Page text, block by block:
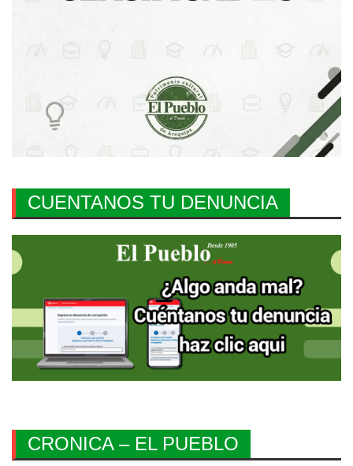
CUENTANOS TU DENUNCIA
CRONICA – EL PUEBLO